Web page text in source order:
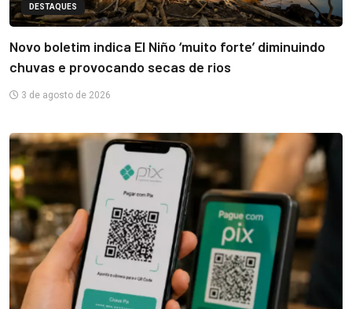
DESTAQUES
Novo boletim indica El Niño ‘muito forte’ diminuindo
chuvas e provocando secas de rios
3 de agosto de 2026